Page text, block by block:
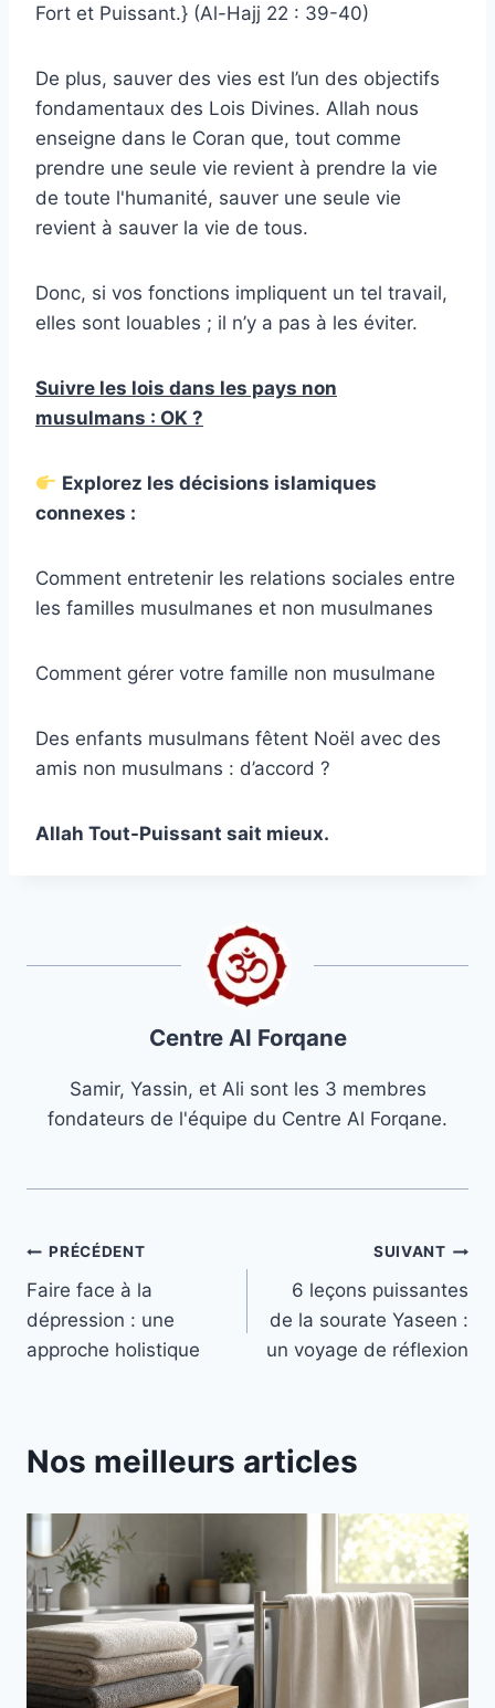
Fort et Puissant.} (Al-Hajj 22 : 39-40)
De plus, sauver des vies est l’un des objectifs
fondamentaux des Lois Divines. Allah nous
enseigne dans le Coran que, tout comme
prendre une seule vie revient à prendre la vie
de toute l'humanité, sauver une seule vie
revient à sauver la vie de tous.
Donc, si vos fonctions impliquent un tel travail,
elles sont louables ; il n’y a pas à les éviter.
Suivre les lois dans les pays non
musulmans : OK ?
Explorez les décisions islamiques
connexes :
Comment entretenir les relations sociales entre
les familles musulmanes et non musulmanes
Comment gérer votre famille non musulmane
Des enfants musulmans fêtent Noël avec des
amis non musulmans : d’accord ?
Allah Tout-Puissant sait mieux.
Centre Al Forqane
Samir, Yassin, et Ali sont les 3 membres
fondateurs de l'équipe du Centre Al Forqane.
Navigation
de
l’article
PRÉCÉDENT
Faire face à la
dépression : une
approche holistique
SUIVANT
6 leçons puissantes
de la sourate Yaseen :
un voyage de réflexion
Nos meilleurs articles